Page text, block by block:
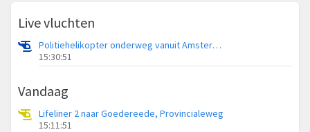
Live vluchten
Politiehelikopter onderweg vanuit Amsterdam Vliegveld Schiphol
15:30:51
Vandaag
Lifeliner 2 naar Goedereede, Provincialeweg
15:11:51